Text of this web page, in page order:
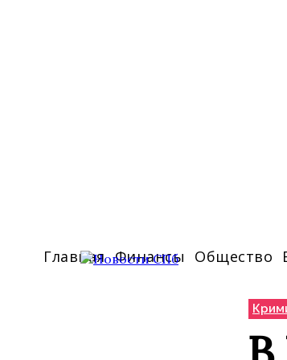
Главная Финансы Общество